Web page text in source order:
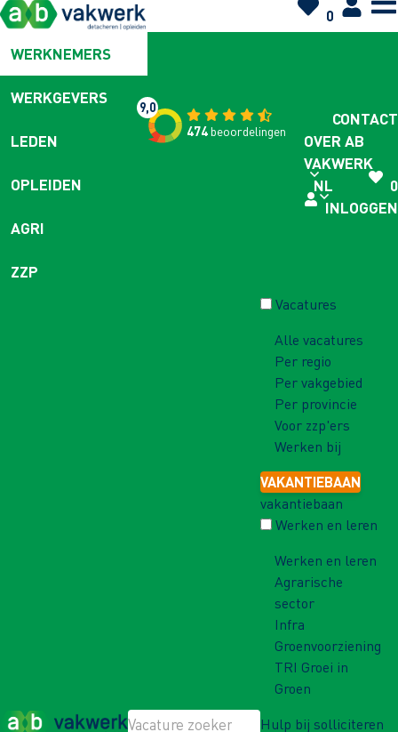
0
WERKNEMERS
WERKGEVERS
LEDEN
OPLEIDEN
AGRI
ZZP
9,0
474beoordelingen
CONTACT
OVER AB
VAKWERK
NL
0
INLOGGEN
Vacatures
Alle vacatures
Per regio
Per vakgebied
Per provincie
Voor zzp'ers
Werken bij
VAKANTIEBAAN
vakantiebaan
Werken en leren
Werken en leren
Agrarische
sector
Infra
Groenvoorziening
TRI Groei in
Groen
Hulp bij solliciteren